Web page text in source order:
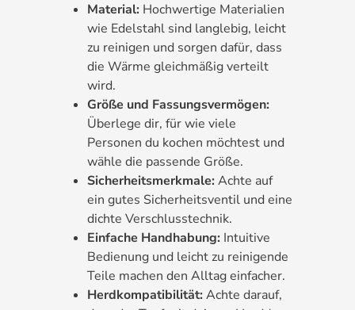
Material: Hochwertige Materialien
wie Edelstahl sind langlebig, leicht
zu reinigen und sorgen dafür, dass
die Wärme gleichmäßig verteilt
wird.
Größe und Fassungsvermögen:
Überlege dir, für wie viele
Personen du kochen möchtest und
wähle die passende Größe.
Sicherheitsmerkmale: Achte auf
ein gutes Sicherheitsventil und eine
dichte Verschlusstechnik.
Einfache Handhabung: Intuitive
Bedienung und leicht zu reinigende
Teile machen den Alltag einfacher.
Herdkompatibilität: Achte darauf,